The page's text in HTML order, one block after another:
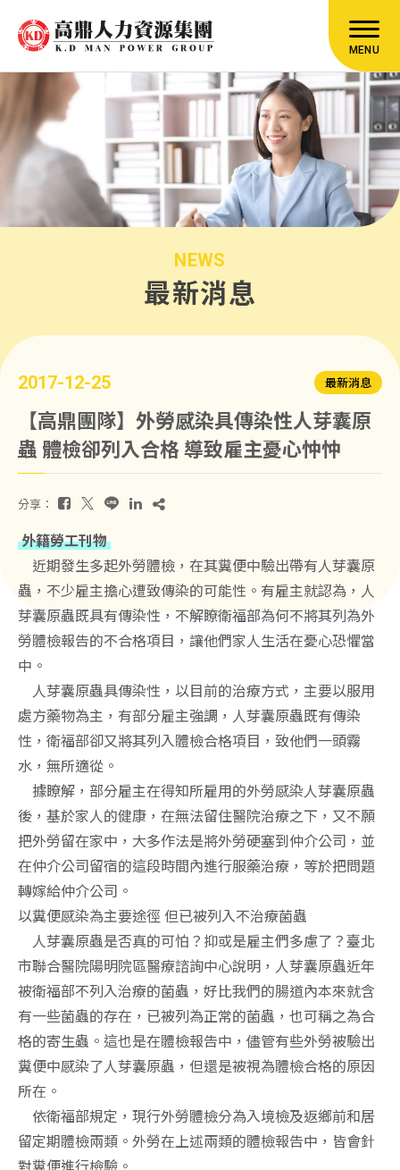
MENU
NEWS
最新消息
2017-12-25 最新消息
【高鼎團隊】外勞感染具傳染性人芽囊原
蟲 體檢卻列入合格 導致雇主憂心忡忡
分享：
外籍勞工刊物
近期發生多起外勞體檢，在其糞便中驗出帶有人芽囊原
蟲，不少雇主擔心遭致傳染的可能性。有雇主就認為，人
芽囊原蟲既具有傳染性，不解瞭衛福部為何不將其列為外
勞體檢報告的不合格項目，讓他們家人生活在憂心恐懼當
中。
人芽囊原蟲具傳染性，以目前的治療方式，主要以服用
處方藥物為主，有部分雇主強調，人芽囊原蟲既有傳染
性，衛福部卻又將其列入體檢合格項目，致他們一頭霧
水，無所適從。
據瞭解，部分雇主在得知所雇用的外勞感染人芽囊原蟲
後，基於家人的健康，在無法留住醫院治療之下，又不願
把外勞留在家中，大多作法是將外勞硬塞到仲介公司，並
在仲介公司留宿的這段時間內進行服藥治療，等於把問題
轉嫁給仲介公司。
以糞便感染為主要途徑 但已被列入不治療菌蟲
人芽囊原蟲是否真的可怕？抑或是雇主們多慮了？臺北
市聯合醫院陽明院區醫療諮詢中心說明，人芽囊原蟲近年
被衛福部不列入治療的菌蟲，好比我們的腸道內本來就含
有一些菌蟲的存在，已被列為正常的菌蟲，也可稱之為合
格的寄生蟲。這也是在體檢報告中，儘管有些外勞被驗出
糞便中感染了人芽囊原蟲，但還是被視為體檢合格的原因
所在。
依衛福部規定，現行外勞體檢分為入境檢及返鄉前和居
留定期體檢兩類。外勞在上述兩類的體檢報告中，皆會針